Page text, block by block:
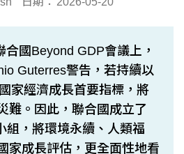
國Beyond GDP會議上，
Guterres警告，若持續以
家經濟成長首要指標，將
難。因此，聯合國成立了
組，將環境永續、人類福
家成長評估，更全面性地看